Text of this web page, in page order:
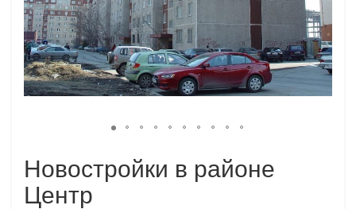
Новостройки в районе
Центр